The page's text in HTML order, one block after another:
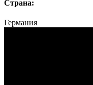
Страна:
Германия